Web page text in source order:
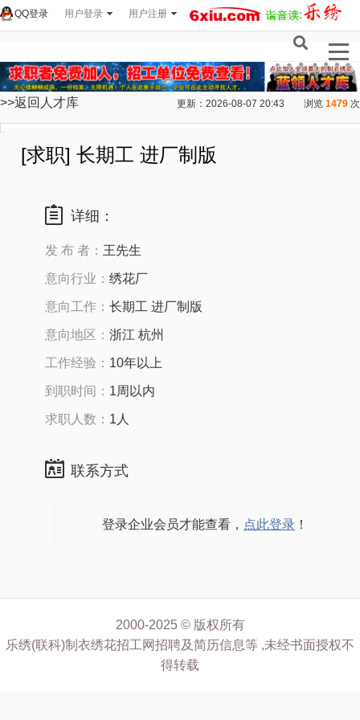
用户登录 用户注册
QQ登录
>>返回人才库 更新：2026-08-07 20:43 浏览 1479 次
[求职] 长期工 进厂制版
详细：
发 布 者： 王先生
意向行业： 绣花厂
意向工作： 长期工 进厂制版
意向地区： 浙江 杭州
工作经验： 10年以上
到职时间： 1周以内
求职人数： 1人
联系方式
登录企业会员才能查看， 点此登录 ！
2000-2025 © 版权所有
乐绣(联科)制衣绣花招工网招聘及简历信息等 ,未经书面授权不
得转载